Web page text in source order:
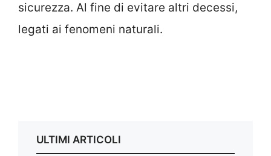
sicurezza. Al fine di evitare altri decessi,
legati ai fenomeni naturali.
ULTIMI ARTICOLI